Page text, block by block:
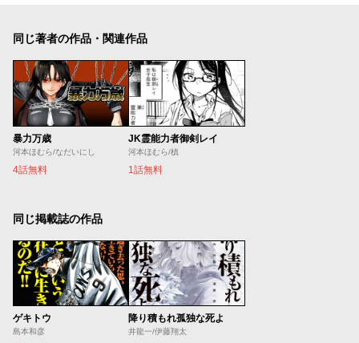
同じ著者の作品・関連作品
暴力万歳
河本ほむら/なだいにし
4話無料
JK霊能力者御剣レイ
河本ほむら/槙
1話無料
同じ掲載誌の作品
ゲキトウ
島本和彦
降り積もれ孤独な死よ
井龍一/伊藤翔太